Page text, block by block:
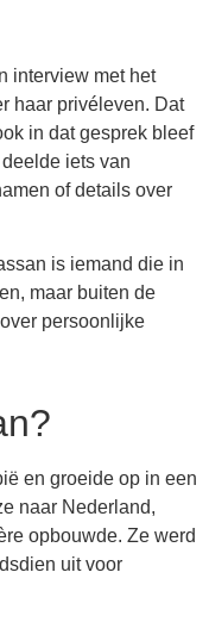
interview met het
haar privéleven. Dat
in dat gesprek bleef
iets van
of details over
is iemand die in
maar buiten de
persoonlijke
en groeide op in een
naar Nederland,
opbouwde. Ze werd
uit voor